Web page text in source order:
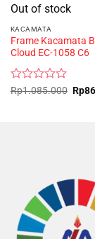
Out of stock
KACAMATA
Frame Kacamata
Cloud EC-1058 C6
Rated
Rp1.085.000
price
Rp